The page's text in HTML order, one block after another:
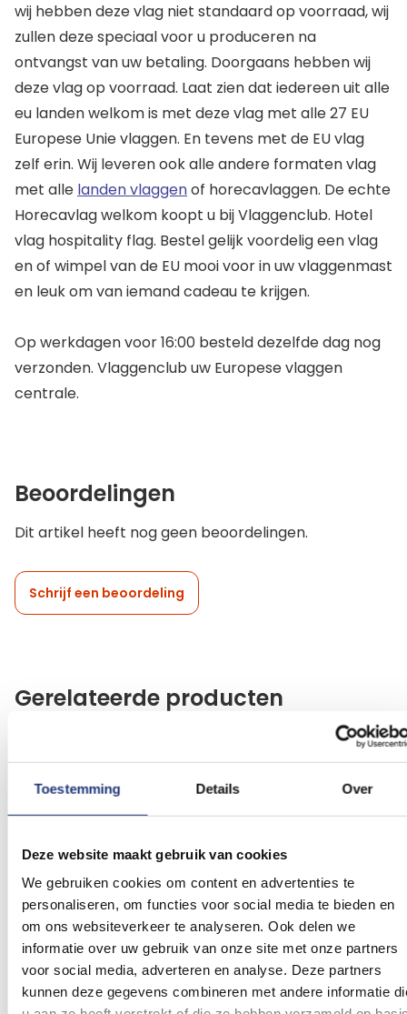
Toestemming Details Over
Deze website maakt gebruik van cookies
We gebruiken cookies om content en advertenties te
personaliseren, om functies voor social media te bieden en
om ons websiteverkeer te analyseren. Ook delen we
informatie over uw gebruik van onze site met onze partners
voor social media, adverteren en analyse. Deze partners
kunnen deze gegevens combineren met andere informatie
wij hebben deze vlag niet standaard op voorraad, wij
zullen deze speciaal voor u produceren na
ontvangst van uw betaling. Doorgaans hebben wij
deze vlag op voorraad. Laat zien dat iedereen uit alle
eu landen welkom is met deze vlag met alle 27 EU
Europese Unie vlaggen. En tevens met de EU vlag
zelf erin. Wij leveren ook alle andere formaten vlag
met alle landen vlaggenof horecavlaggen. De echte
Horecavlag welkom koopt u bij Vlaggenclub. Hotel
vlag hospitality flag. Bestel gelijk voordelig een vlag
en of wimpel van de EU mooi voor in uw vlaggenmast
en leuk om van iemand cadeau te krijgen.
Op werkdagen voor 16:00 besteld dezelfde dag nog
verzonden. Vlaggenclub uw Europese vlaggen
centrale.
Beoordelingen
Dit artikel heeft nog geen beoordelingen.
Schrijf een beoordeling
Gerelateerde producten
toe
verlanglijst
150x225cm
Oud Hollandse vlag
150x225cm
36,32
Voeg
toe
aan
Glanspoly 115gr/m2
150x225cm
Zeeuwse vlag 150x225cm
Waardering:
% of
(2)
Vanaf 42,93